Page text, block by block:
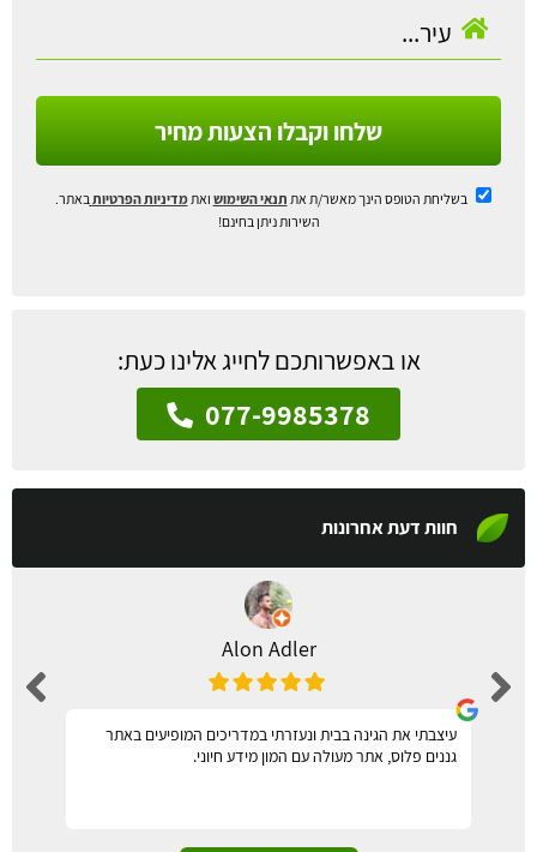
שלחו וקבלו הצעות מחיר
בשליחת הטופס הינך מאשר/ת את תנאי השימוש ואתמדיניות הפרטיותבאתר.
השירות ניתן בחינם!
או באפשרותכם לחייג אלינו כעת:
077-9985378
חוות דעת אחרונות
Alon Adler
עיצבתי את הגינה בבית ונעזרתי במדריכים המופיעים באתר
גננים פלוס, אתר מעולה עם המון מידע חיוני.